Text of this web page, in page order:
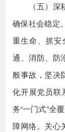
（五）深耕
确保社会稳定
重生命、抓安
通、消防、防
般事故，坚决
化开展党员联
务“一门式”全
障网络。关心